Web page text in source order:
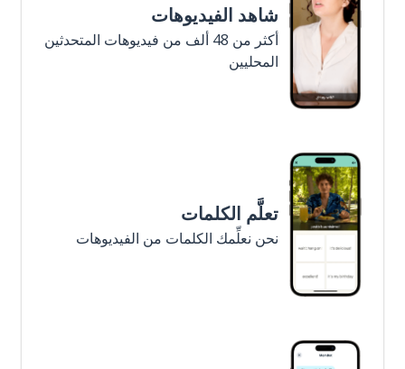
شاهد الفيديوهات
أكثر من 48 ألف من فيديوهات المتحدثين
المحليين
تعلَّم الكلمات
نحن نعلِّمك الكلمات من الفيديوهات